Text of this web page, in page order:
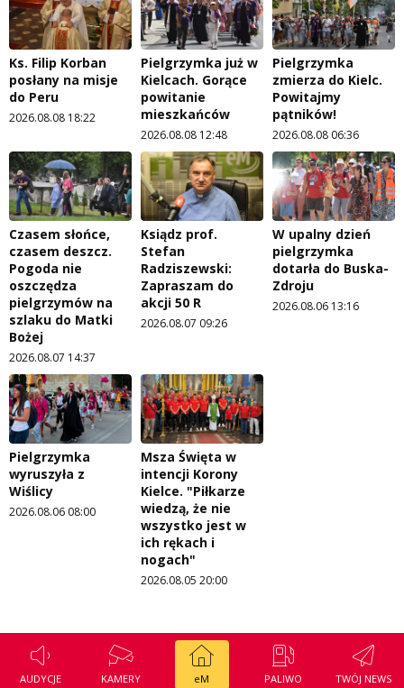
AUDYCJE KAMERY eM PALIWO TWÓJ NEWS
Ks. Filip Korban
posłany na misje
do Peru
2026.08.08 18:22
Pielgrzymka już w
Kielcach. Gorące
powitanie
mieszkańców
2026.08.08 12:48
Pielgrzymka
zmierza do Kielc.
Powitajmy
pątników!
2026.08.08 06:36
Czasem słońce,
czasem deszcz.
Pogoda nie
oszczędza
pielgrzymów na
szlaku do Matki
Bożej
2026.08.07 14:37
Ksiądz prof.
Stefan
Radziszewski:
Zapraszam do
akcji 50 R
2026.08.07 09:26
W upalny dzień
pielgrzymka
dotarła do Buska-
Zdroju
2026.08.06 13:16
Pielgrzymka
wyruszyła z
Wiślicy
2026.08.06 08:00
Msza Święta w
intencji Korony
Kielce. "Piłkarze
wiedzą, że nie
wszystko jest w
ich rękach i
nogach"
2026.08.05 20:00